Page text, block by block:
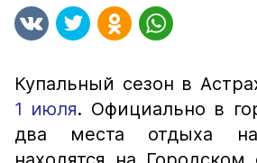
Купальный сезон в
1 июля. Официально в
два места отдыха